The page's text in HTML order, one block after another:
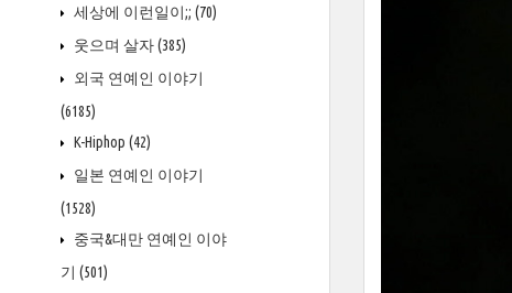
세상에 이런일이;; (70)
웃으며 살자(385)
외국 연예인 이야기
(6185)
K-Hiphop (42)
일본 연예인 이야기
(1528)
중국&대만 연예인 이야
기 (501)